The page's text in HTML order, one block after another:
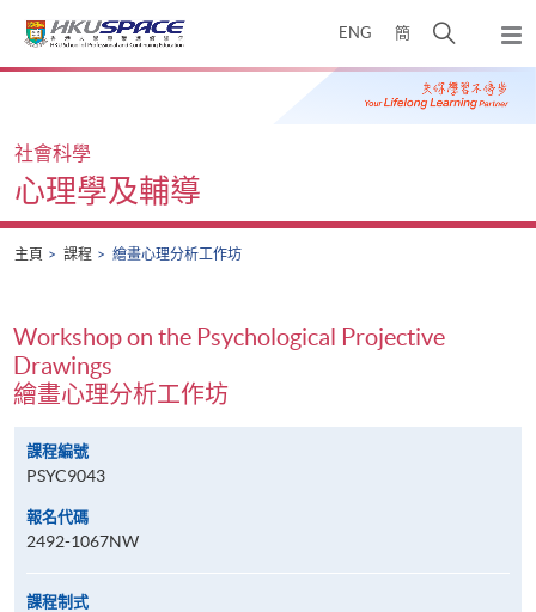
ENG 簡
開
搜
尋
彈
出
主
Main
社會科學
心理學及輔導
主頁 課程 繪畫心理分析工作坊
Workshop on the Psychological Projective
Drawings
繪畫心理分析工作坊
課程編號
PSYC9043
報名代碼
2492-1067NW
課程制式